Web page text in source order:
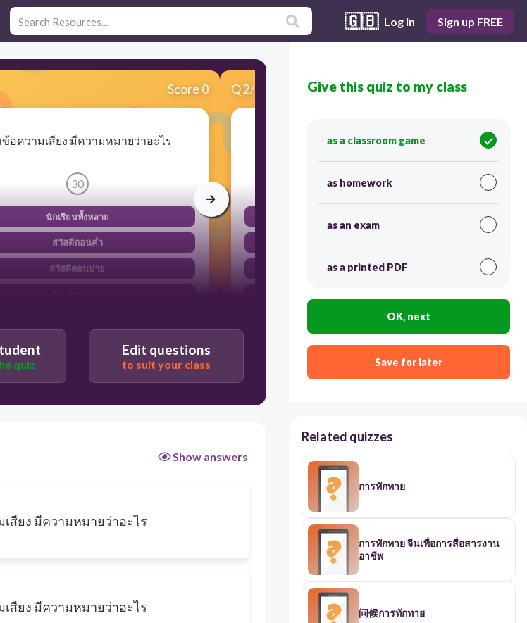
🇬🇧 Log in Sign up FREE
Score 0
ข้อความเสียง มีความหมายว่าอะไร
30
นักเรียนทั้งหลาย
สวัสดีตอนค่ำ
สวัสดีตอนบ่าย
Q2/10 Score 0
จากข้อความเสียง มีความหมายว่าอะไร
30
คุณชื่ออะไร
quiz
Edit questions
to suit your class
Show answers
สียง มีความหมายว่าอะไร
สียง มีความหมายว่าอะไร
Give this quiz to my class
as a classroom game
as homework
as an exam
as a printed PDF
OK, next
Save for later
Related quizzes
การทักทาย
การทักทาย จีนเพื่อการสื่อสารงาน
อาชีพ
问候การทักทาย